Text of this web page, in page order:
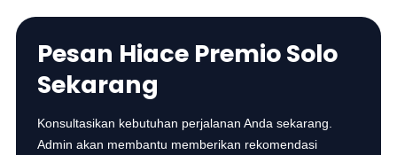
Pesan Hiace Premio Solo
Sekarang
Konsultasikan kebutuhan perjalanan Anda sekarang.
Admin akan membantu memberikan rekomendasi